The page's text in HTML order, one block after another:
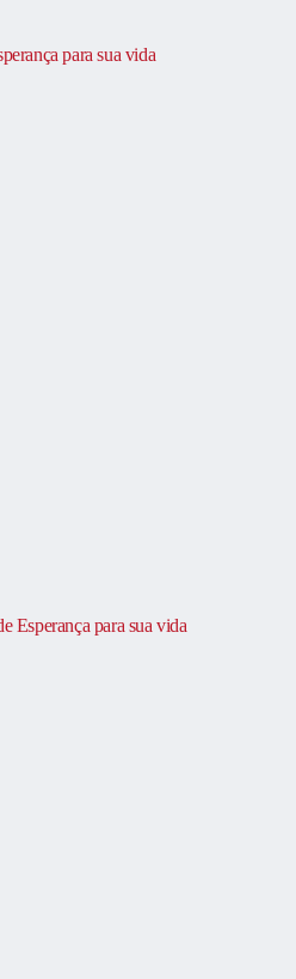
para sua vida
Esperança para sua vida